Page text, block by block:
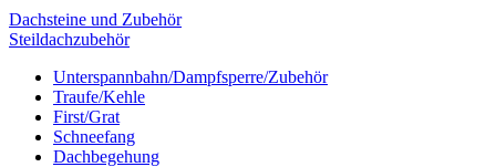
Dachsteine und Zubehör
Steildachzubehör
Unterspannbahn/Dampfsperre/Zubehör
Traufe/Kehle
First/Grat
Schneefang
Dachbegehung